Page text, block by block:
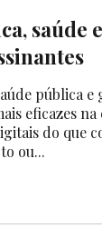
saúde
pública e
eficazes
do que
ou...